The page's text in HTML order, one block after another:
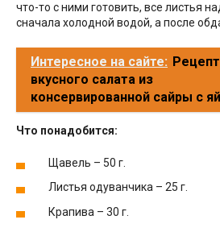
что-то с ними готовить, все листья
сначала холодной водой, а после
Интересное на сайте:
вкусного салата из
консервированной сайры с
Что понадобится:
Щавель – 50 г.
Листья одуванчика – 25 г.
Крапива – 30 г.